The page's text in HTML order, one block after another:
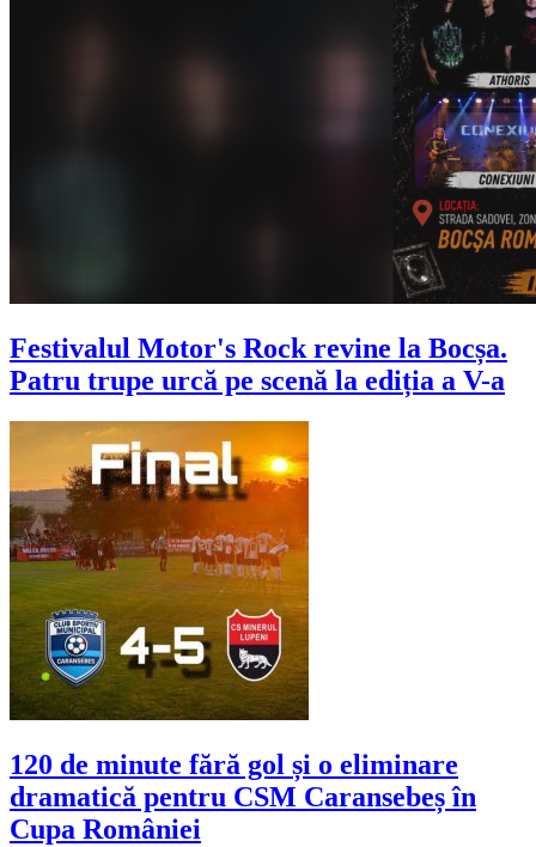
Festivalul Motor's Rock revine la Bocșa.
Patru trupe urcă pe scenă la ediția a V-a
120 de minute fără gol și o eliminare
dramatică pentru CSM Caransebeș în
Cupa României